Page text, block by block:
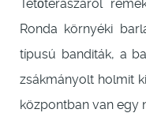
Tetőteraszáról
Ronda környéki
típusú banditák, a
zsákmányolt holmit
központban van egy